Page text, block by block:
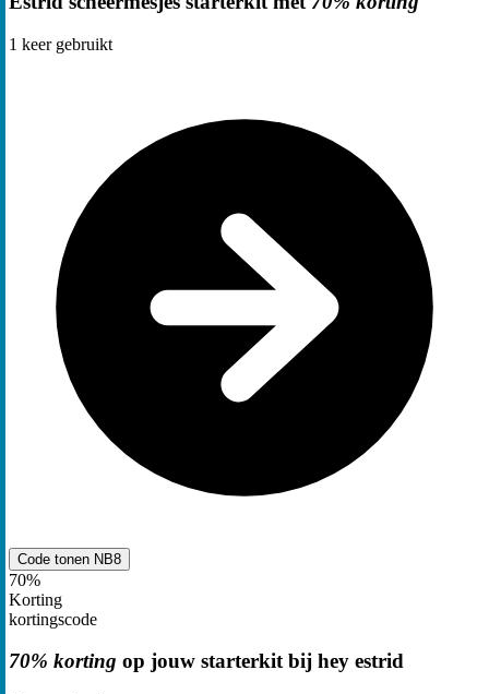
1 keer gebruikt
Code tonen NB8
70%
Korting
kortingscode
70% korting op jouw starterkit bij hey estrid